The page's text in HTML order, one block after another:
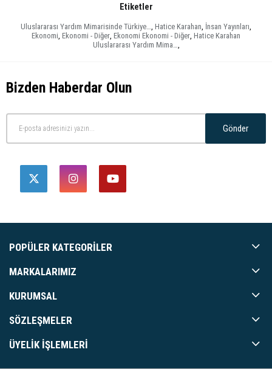
Etiketler
Uluslararası Yardım Mimarisinde Türkiye… Hatice Karahan İnsan Yayınları
Ekonomi Ekonomi - Diğer Ekonomi Ekonomi - Diğer Hatice Karahan
Uluslararası Yardım Mima…
Bizden Haberdar Olun
Gönder
POPÜLER KATEGORILER
MARKALARIMIZ
KURUMSAL
SÖZLEŞMELER
ÜYELIK İŞLEMLERI